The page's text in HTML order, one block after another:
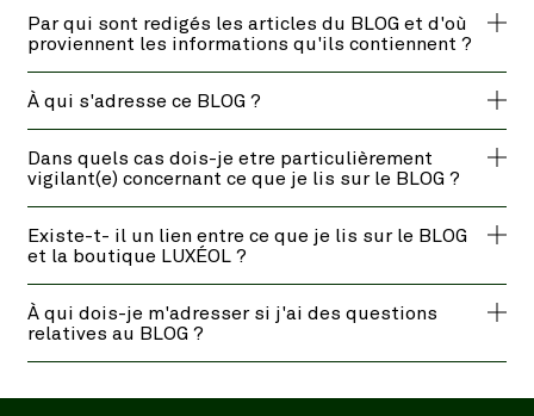
Par qui sont redigés les articles du BLOG et d'où
proviennent les informations qu'ils contiennent ?
À qui s'adresse ce BLOG ?
Dans quels cas dois-je etre particulièrement
vigilant(e) concernant ce que je lis sur le BLOG ?
Existe-t- il un lien entre ce que je lis sur le BLOG
et la boutique LUXÉOL ?
À qui dois-je m'adresser si j'ai des questions
relatives au BLOG ?